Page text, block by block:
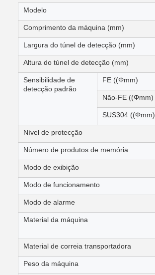
Modelo
Comprimento da máquina (mm)
Largura do túnel de detecção (mm)
Altura do túnel de detecção (mm)
Sensibilidade de
detecção padrão
FE ((Φmm)
Não-FE ((Φmm)
SUS304 ((Φmm)
Nível de protecção
Número de produtos de memória
Modo de exibição
Modo de funcionamento
Modo de alarme
Material da máquina
Material de correia transportadora
Peso da máquina